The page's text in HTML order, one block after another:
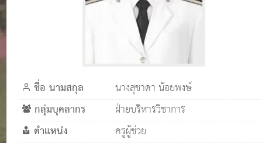
ชื่อ นามสกุล นางสุชาดา น้อยพงษ์
กลุ่มบุคลากร ฝ่ายบริหารวิชาการ
ตำแหน่ง ครูผู้ช่วย